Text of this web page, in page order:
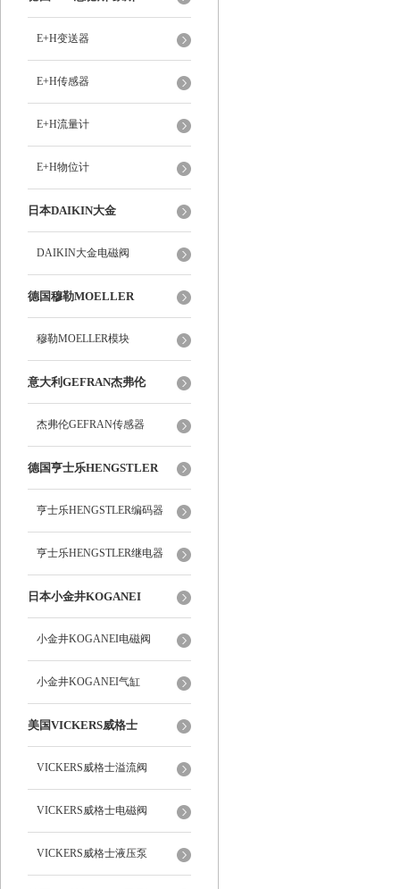
E+H变送器
E+H传感器
E+H流量计
E+H物位计
日本DAIKIN大金
DAIKIN大金电磁阀
德国穆勒MOELLER
穆勒MOELLER模块
意大利GEFRAN杰弗伦
杰弗伦GEFRAN传感器
德国亨士乐HENGSTLER
亨士乐HENGSTLER编码器
亨士乐HENGSTLER继电器
日本小金井KOGANEI
小金井KOGANEI电磁阀
小金井KOGANEI气缸
美国VICKERS威格士
VICKERS威格士溢流阀
VICKERS威格士电磁阀
VICKERS威格士液压泵